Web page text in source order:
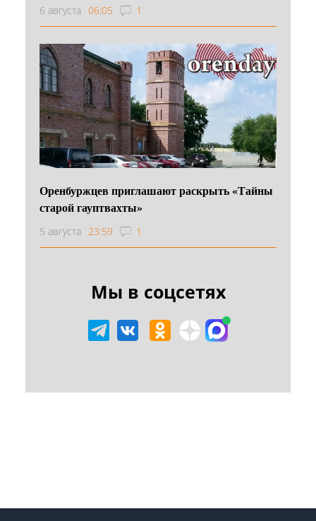
6 августа 06:05 1
Оренбуржцев приглашают раскрыть «Тайны
старой гауптвахты»
5 августа 23:59 1
Мы в соцсетях